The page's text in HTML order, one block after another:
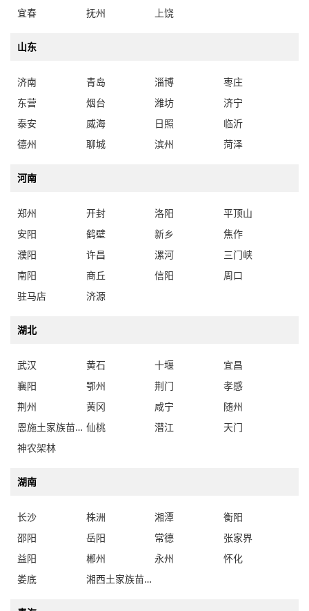
宜春
抚州 上饶
山东
济南 青岛 淄博
枣庄
东营
烟台 潍坊
济宁
泰安
威海 日照
临沂
德州
聊城 滨州 菏泽
河南
郑州 开封 洛阳
平顶山
安阳
鹤壁 新乡
焦作
濮阳
许昌 漯河
三门峡
南阳
商丘 信阳
周口
驻马店
济源
湖北
武汉 黄石 十堰
宜昌
襄阳
鄂州 荆门
孝感
荆州
黄冈 咸宁
随州
恩施土家族苗族自治州 仙桃 潜江
天门
神农架林
湖南
长沙 株洲 湘潭
衡阳
邵阳
岳阳 常德
张家界
益阳
郴州 永州
怀化
娄底
湘西土家族苗族自治州